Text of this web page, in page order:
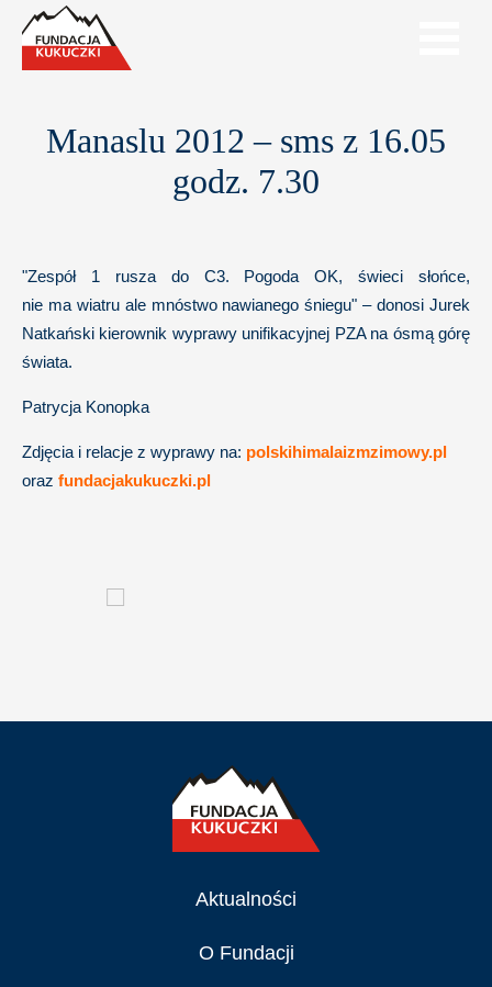
Manaslu 2012 – sms z 16.05
godz. 7.30
"Zespół 1 rusza do C3. Pogoda OK, świeci słońce,
nie ma wiatru ale mnóstwo nawianego śniegu" – donosi Jurek
Natkański kierownik wyprawy unifikacyjnej PZA na ósmą górę
świata.
Patrycja Konopka
Zdjęcia i relacje z wyprawy na: polskihimalaizmzimowy.pl
oraz fundacjakukuczki.pl
Aktualności
O Fundacji